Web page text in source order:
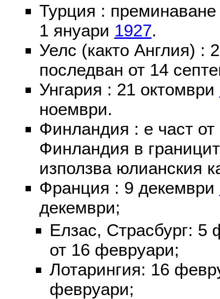
Турция :
1 януари 1927.
Уелс (както Англия) :
последван от 14
Унгария : 21 октомври
ноември.
Финландия : е част
Финландия в
използва юлианския
Франция : 9 декември
декември;
Елзас, Страсбург:
от 16 февруари;
Лотарингия: 16
февруари;